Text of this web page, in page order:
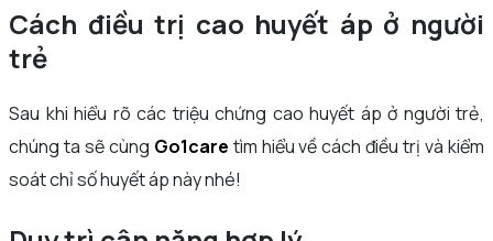
Cách điều trị cao huyết áp ở người
trẻ
Sau khi hiểu rõ các triệu chứng cao huyết áp ở người trẻ,
chúng ta sẽ cùng Go1care tìm hiểu về cách điều trị và kiểm
soát chỉ số huyết áp này nhé!